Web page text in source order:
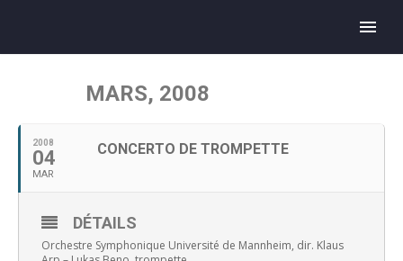
MARS, 2008
2008
04
MAR
CONCERTO DE TROMPETTE
DÉTAILS
Orchestre Symphonique Université de Mannheim, dir. Klaus